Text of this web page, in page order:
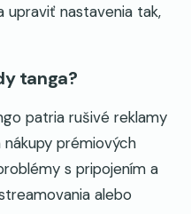
upraviť nastavenia tak,
tanga?
patria rušivé reklamy
nákupy prémiových
s pripojením a
alebo